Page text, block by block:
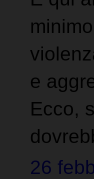
e
Ecco,
26